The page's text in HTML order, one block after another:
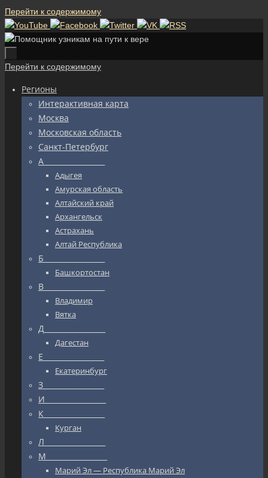
Перейти к содержимому
Перейти к содержимому
Регионы
Интерактивная карта
Москва
Московская область
Санкт-Петербург
А_________________
Адыгея
Амурская область
Алтайский край
Архангельск
Астрахань
Алтай Республика
Б_________________
Башкортостан
В_________________
Владимир
Вятка
Д_________________
Дагестан
Е_________________
Екатеринбург
З_________________
И_________________
К_________________
Курган
Л_________________
М_________________
Марий Эл — Республика Марий Эл